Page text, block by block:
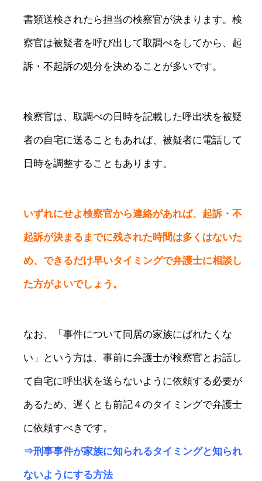
書類送検されたら担当の検察官が決まります。検
察官は被疑者を呼び出して取調べをしてから、起
訴・不起訴の処分を決めることが多いです。
検察官は、取調べの日時を記載した呼出状を被疑
者の自宅に送ることもあれば、被疑者に電話して
日時を調整することもあります。
いずれにせよ検察官から連絡があれば、起訴・不
起訴が決まるまでに残された時間は多くはないた
め、できるだけ早いタイミングで弁護士に相談し
た方がよいでしょう。
なお、「事件について同居の家族にばれたくな
い」という方は、事前に弁護士が検察官とお話し
て自宅に呼出状を送らないように依頼する必要が
あるため、遅くとも前記４のタイミングで弁護士
に依頼すべきです。
⇒刑事事件が家族に知られるタイミングと知られ
ないようにする方法